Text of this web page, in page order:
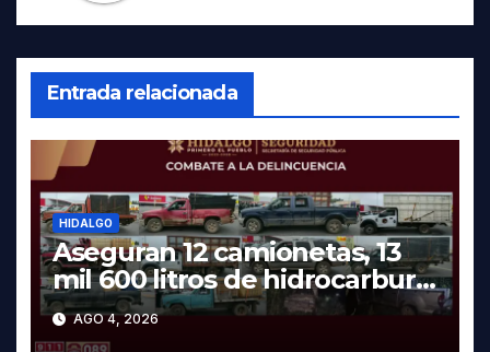
Entrada relacionada
HIDALGO
Aseguran 12 camionetas, 13
mil 600 litros de hidrocarburo
y dos vehículos robados en
Tula
AGO 4, 2026